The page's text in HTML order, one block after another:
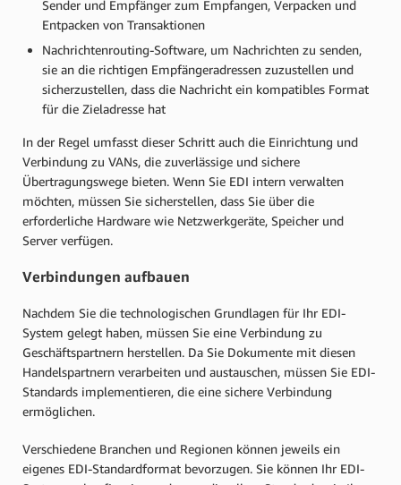
Sender und Empfänger zum Empfangen, Verpacken und
Entpacken von Transaktionen
Nachrichtenrouting-Software, um Nachrichten zu senden,
sie an die richtigen Empfängeradressen zuzustellen und
sicherzustellen, dass die Nachricht ein kompatibles Format
für die Zieladresse hat
In der Regel umfasst dieser Schritt auch die Einrichtung und
Verbindung zu VANs, die zuverlässige und sichere
Übertragungswege bieten. Wenn Sie EDI intern verwalten
möchten, müssen Sie sicherstellen, dass Sie über die
erforderliche Hardware wie Netzwerkgeräte, Speicher und
Server verfügen.
Verbindungen aufbauen
Nachdem Sie die technologischen Grundlagen für Ihr EDI-
System gelegt haben, müssen Sie eine Verbindung zu
Geschäftspartnern herstellen. Da Sie Dokumente mit diesen
Handelspartnern verarbeiten und austauschen, müssen Sie EDI-
Standards implementieren, die eine sichere Verbindung
ermöglichen.
Verschiedene Branchen und Regionen können jeweils ein
eigenes EDI-Standardformat bevorzugen. Sie können Ihr EDI-